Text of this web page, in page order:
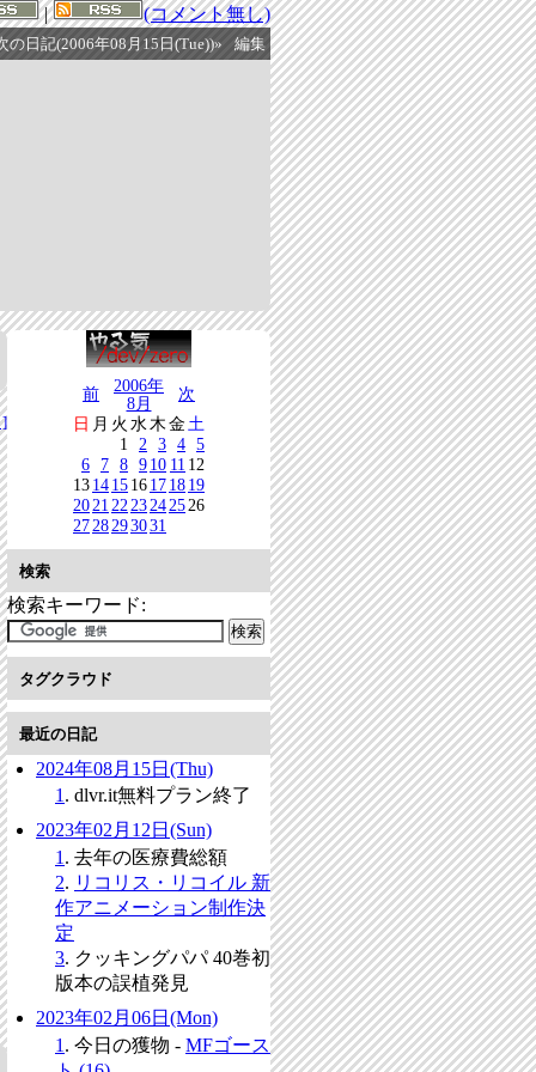
| (コメント無し)
の日記(2006年08月15日(Tue))» 編集
]
前
2006年
8月
次
日 月 火 水 木金 土
1
2 3 4 5
6
7 8 910 11 12
13141516171819
2021 22 23242526
2728293031
検索
検索キーワード:
タグクラウド
最近の日記
2024年08月15日(Thu)
1. dlvr.it無料プラン終了
2023年02月12日(Sun)
1 . 去年の医療費総額
2. リコリス・リコイル 新
作アニメーション制作決
定
3. クッキングパパ 40巻初
版本の誤植発見
2023年02月06日(Mon)
1 . 今日の獲物 - MFゴース